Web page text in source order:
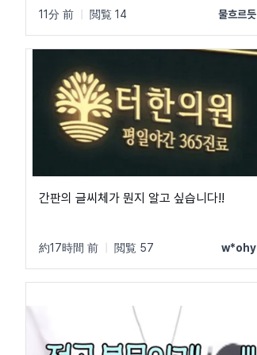
11分 前 閲覧 14 물흐르듯
간판의 글씨체가 뭔지 알고 싶습니다!!
約17時間 前 閲覧 57 w*ohy